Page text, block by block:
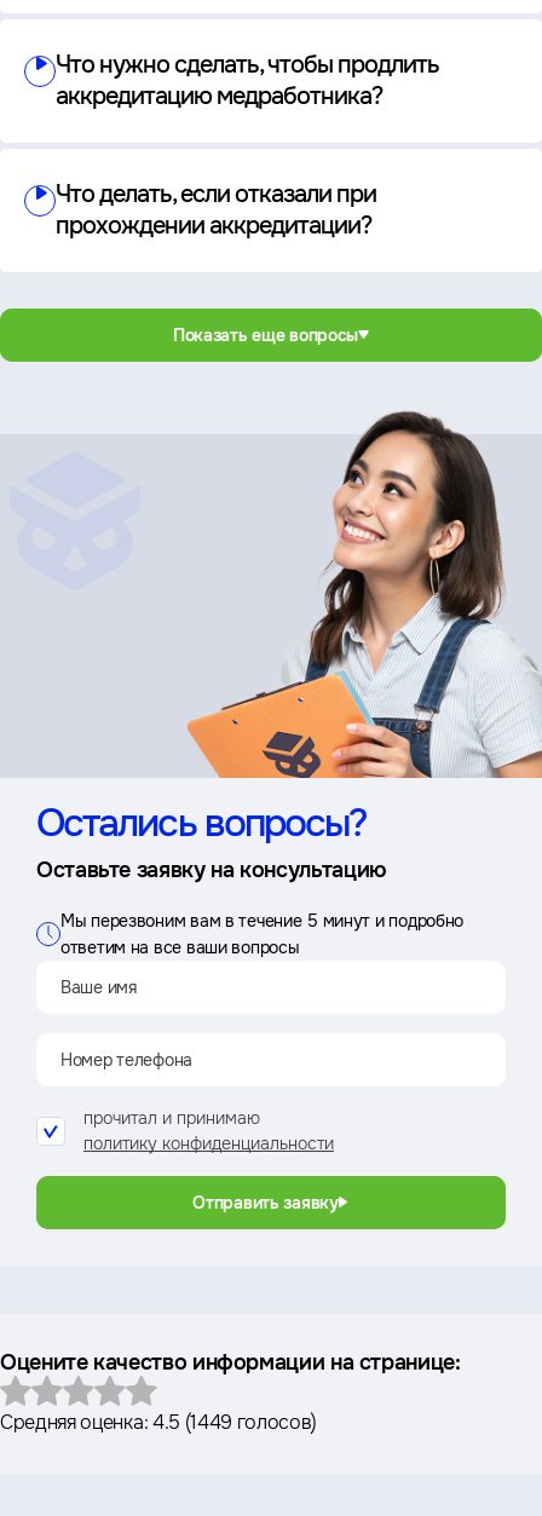
Что нужно сделать, чтобы продлить
аккредитацию медработника?
Что делать, если отказали при
прохождении аккредитации?
Показать еще вопросы
Остались вопросы?
Оставьте заявку на консультацию
Мы перезвоним вам в течение 5 минут и подробно
ответим на все ваши вопросы
прочитал и принимаю
политику конфиденциальности
Отправить заявку
Оцените качество информации на странице:
Средняя оценка:4.5 (1449 голосов)